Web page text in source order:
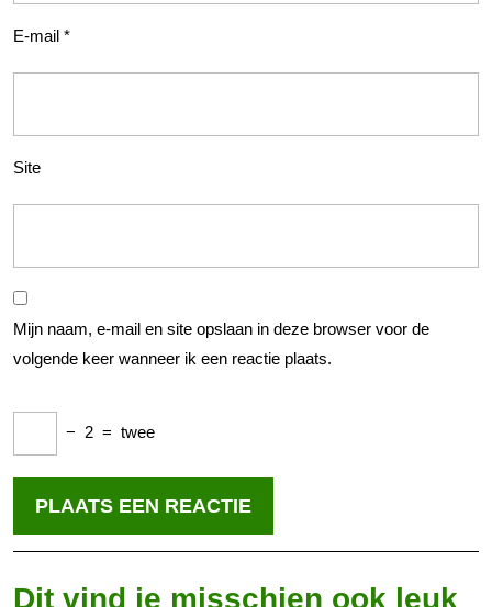
E-mail *
Site
Mijn naam, e-mail en site opslaan in deze browser voor de
volgende keer wanneer ik een reactie plaats.
− 2 = twee
Dit vind je misschien ook leuk